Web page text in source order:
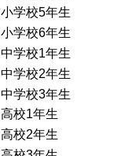
小学校5年生
小学校6年生
中学校1年生
中学校2年生
中学校3年生
高校1年生
高校2年生